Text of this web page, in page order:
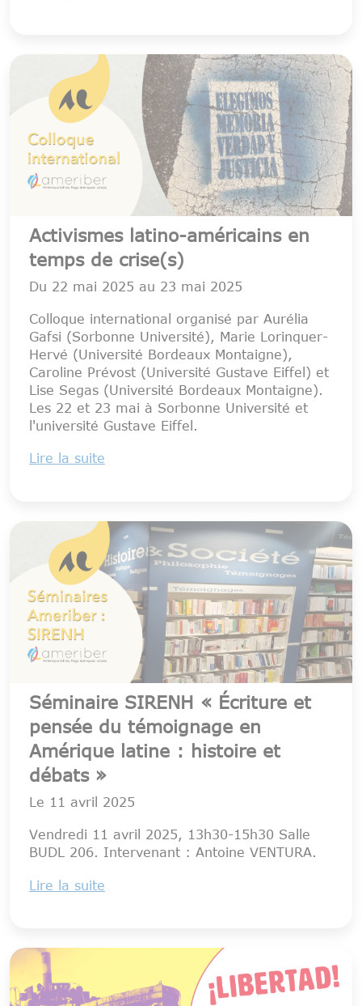
Activismes latino-américains en
temps de crise(s)
Du 22 mai 2025 au 23 mai 2025
Colloque international organisé par Aurélia
Gafsi (Sorbonne Université), Marie Lorinquer-
Hervé (Université Bordeaux Montaigne),
Caroline Prévost (Université Gustave Eiffel) et
Lise Segas (Université Bordeaux Montaigne).
Les 22 et 23 mai à Sorbonne Université et
l'université Gustave Eiffel.
Lire la suite
Séminaire SIRENH « Écriture et
pensée du témoignage en
Amérique latine : histoire et
débats »
Le 11 avril 2025
Vendredi 11 avril 2025, 13h30-15h30 Salle
BUDL 206. Intervenant : Antoine VENTURA.
Lire la suite